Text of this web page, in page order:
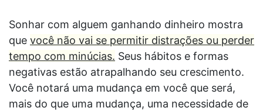
Sonhar com alguem ganhando dinheiro mostra
que você não vai se permitir distrações ou perder
tempo com minúcias. Seus hábitos e formas
negativas estão atrapalhando seu crescimento.
Você notará uma mudança em você que será,
mais do que uma mudança, uma necessidade de